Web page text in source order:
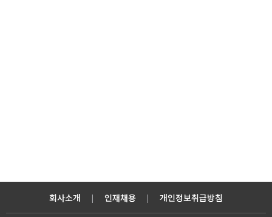
회사소개 | 인재채용 | 개인정보취급방침